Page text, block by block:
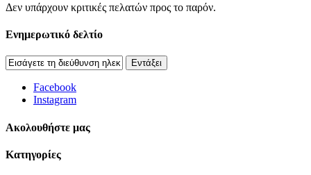
Δεν υπάρχουν κριτικές πελατών προς το παρόν.
Ενημερωτικό δελτίο
Εντάξει
Facebook
Instagram
Aκολουθήστε μας
Κατηγορίες